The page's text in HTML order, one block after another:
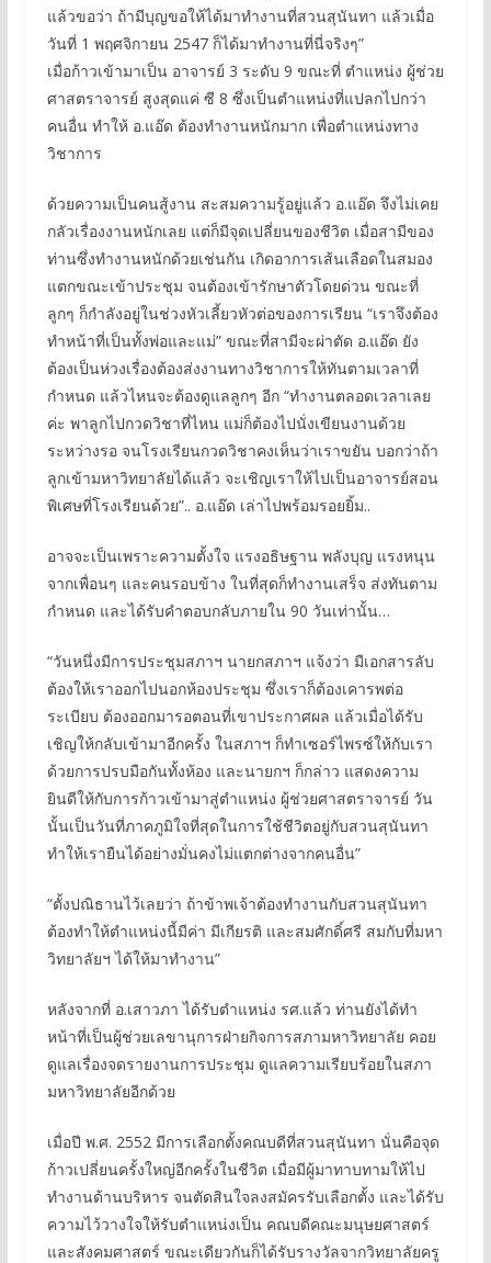
แล้วขอว่า ถ้ามีบุญขอให้ได้มาทำงานที่สวนสุนันทา แล้วเมื่อ
วันที่ 1 พฤศจิกายน 2547 ก็ได้มาทำงานที่นี่จริงๆ”
เมื่อก้าวเข้ามาเป็น อาจารย์ 3 ระดับ 9 ขณะที่ ตำแหน่ง ผู้ช่วย
ศาสตราจารย์ สูงสุดแค่ ซี 8 ซึ่งเป็นตำแหน่งที่แปลกไปกว่า
คนอื่น ทำให้ อ.แอ๊ด ต้องทำงานหนักมาก เพื่อตำแหน่งทาง
วิชาการ
ด้วยความเป็นคนสู้งาน สะสมความรู้อยู่แล้ว อ.แอ๊ด จึงไม่เคย
กลัวเรื่องงานหนักเลย แต่ก็มีจุดเปลี่ยนของชีวิต เมื่อสามีของ
ท่านซึ่งทำงานหนักด้วยเช่นกัน เกิดอาการเส้นเลือดในสมอง
แตกขณะเข้าประชุม จนต้องเข้ารักษาตัวโดยด่วน ขณะที่
ลูกๆ ก็กำลังอยู่ในช่วงหัวเลี้ยวหัวต่อของการเรียน “เราจึงต้อง
ทำหน้าที่เป็นทั้งพ่อและแม่” ขณะที่สามีจะผ่าตัด อ.แอ๊ด ยัง
ต้องเป็นห่วงเรื่องต้องส่งงานทางวิชาการให้ทันตามเวลาที่
กำหนด แล้วไหนจะต้องดูแลลูกๆ อีก “ทำงานตลอดเวลาเลย
ค่ะ พาลูกไปกวดวิชาที่ไหน แม่ก็ต้องไปนั่งเขียนงานด้วย
ระหว่างรอ จนโรงเรียนกวดวิชาคงเห็นว่าเราขยัน บอกว่าถ้า
ลูกเข้ามหาวิทยาลัยได้แล้ว จะเชิญเราให้ไปเป็นอาจารย์สอน
พิเศษที่โรงเรียนด้วย”.. อ.แอ๊ด เล่าไปพร้อมรอยยิ้ม..
อาจจะเป็นเพราะความตั้งใจ แรงอธิษฐาน พลังบุญ แรงหนุน
จากเพื่อนๆ และคนรอบข้าง ในที่สุดก็ทำงานเสร็จ ส่งทันตาม
กำหนด และได้รับคำตอบกลับภายใน 90 วันเท่านั้น…
“วันหนึ่งมีการประชุมสภาฯ นายกสภาฯ แจ้งว่า มีเอกสารลับ
ต้องให้เราออกไปนอกห้องประชุม ซึ่งเราก็ต้องเคารพต่อ
ระเบียบ ต้องออกมารอตอนที่เขาประกาศผล แล้วเมื่อได้รับ
เชิญให้กลับเข้ามาอีกครั้ง ในสภาฯ ก็ทำเซอร์ไพรซ์ให้กับเรา
ด้วยการปรบมือกันทั้งห้อง และนายกฯ ก็กล่าว แสดงความ
ยินดีให้กับการก้าวเข้ามาสู่ตำแหน่ง ผู้ช่วยศาสตราจารย์ วัน
นั้นเป็นวันที่ภาคภูมิใจที่สุดในการใช้ชีวิตอยู่กับสวนสุนันทา
ทำให้เรายืนได้อย่างมั่นคงไม่แตกต่างจากคนอื่น”
“ตั้งปณิธานไว้เลยว่า ถ้าข้าพเจ้าต้องทำงานกับสวนสุนันทา
ต้องทำให้ตำแหน่งนี้มีค่า มีเกียรติ และสมศักดิ์ศรี สมกับที่มหา
วิทยาลัยฯ ได้ให้มาทำงาน”
หลังจากที่ อ.เสาวภา ได้รับตำแหน่ง รศ.แล้ว ท่านยังได้ทำ
หน้าที่เป็นผู้ช่วยเลขานุการฝ่ายกิจการสภามหาวิทยาลัย คอย
ดูแลเรื่องจดรายงานการประชุม ดูแลความเรียบร้อยในสภา
มหาวิทยาลัยอีกด้วย
เมื่อปี พ.ศ. 2552 มีการเลือกตั้งคณบดีที่สวนสุนันทา นั่นคือจุด
ก้าวเปลี่ยนครั้งใหญ่อีกครั้งในชีวิต เมื่อมีผู้มาทาบทามให้ไป
ทำงานด้านบริหาร จนตัดสินใจลงสมัครรับเลือกตั้ง และได้รับ
ความไว้วางใจให้รับตำแหน่งเป็น คณบดีคณะมนุษยศาสตร์
และสังคมศาสตร์ ขณะเดียวกันก็ได้รับรางวัลจากวิทยาลัยครู